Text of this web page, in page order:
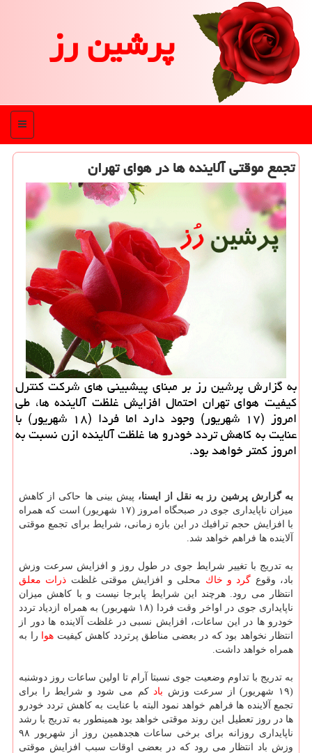
پرشین رز
منو
تجمع موقتی آلاینده ها در هوای تهران
به گزارش پرشین رز بر مبنای پیشبینی های شركت كنترل
كیفیت هوای تهران احتمال افزایش غلظت آلاینده ها، طی
امروز (۱۷ شهریور) وجود دارد اما فردا (۱۸ شهریور) با
عنایت به كاهش تردد خودرو ها غلظت آلاینده ازن نسبت به
امروز كمتر خواهد بود.
به گزارش پرشین رز به نقل از ایسنا، پیش بینی ها حاكی از كاهش
میزان ناپایداری جوی در صبحگاه امروز (۱۷ شهریور) است كه همراه
با افزایش حجم ترافیك در این بازه زمانی، شرایط برای تجمع موقتی
آلاینده ها فراهم خواهد شد.
به تدریج با تغییر شرایط جوی در طول روز و افزایش سرعت وزش
باد، وقوع گرد و خاك محلی و افزایش موقتی غلظت ذرات معلق
انتظار می رود. هرچند این شرایط پابرجا نیست و با كاهش میزان
ناپایداری جوی در اواخر وقت فردا (۱۸ شهربور) به همراه ازدیاد تردد
خودرو ها در این ساعات، افزایش نسبی در غلظت آلاینده ها دور از
انتظار نخواهد بود كه در بعضی مناطق پرتردد كاهش كیفیت هوا را به
همراه خواهد داشت.
به تدریج با تداوم وضعیت جوی نسبتا آرام تا اولین ساعات روز دوشنبه
(۱۹ شهریور) از سرعت وزش
باد كم می شود و شرایط را برای
تجمع آلاینده ها فراهم خواهد نمود البته با عنایت به كاهش تردد خودرو
ها در روز تعطیل این روند موقتی خواهد بود همینطور به تدریج با رشد
ناپایداری روزانه برای برخی ساعات هجدهمین روز از شهریور ۹۸
وزش باد انتظار می رود كه در بعضی اوقات سبب افزایش موقتی